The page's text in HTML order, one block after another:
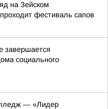
на Зейском
фестиваль сапов
завершается
социального
— «Лидер